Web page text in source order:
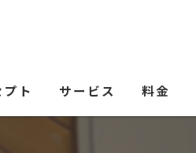
プト サービス 料金